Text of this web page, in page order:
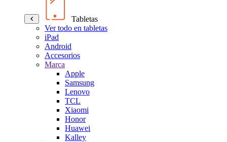
Tabletas
Ver todo en tabletas
iPad
Android
Accesorios
Marca
Apple
Samsung
Lenovo
TCL
Xiaomi
Honor
Huawei
Kalley